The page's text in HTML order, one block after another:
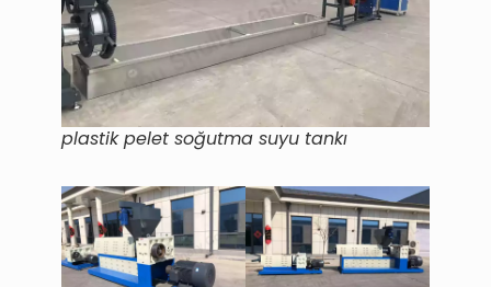
plastik pelet soğutma suyu tankı